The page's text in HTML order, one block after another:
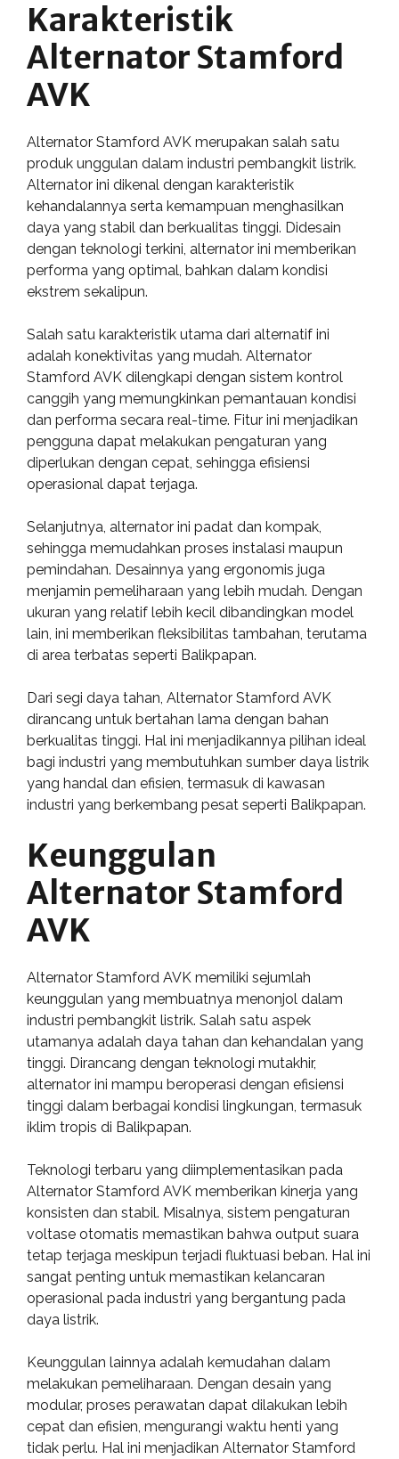
Karakteristik
Alternator Stamford
AVK
Alternator Stamford AVK merupakan salah satu
produk unggulan dalam industri pembangkit listrik.
Alternator ini dikenal dengan karakteristik
kehandalannya serta kemampuan menghasilkan
daya yang stabil dan berkualitas tinggi. Didesain
dengan teknologi terkini, alternator ini memberikan
performa yang optimal, bahkan dalam kondisi
ekstrem sekalipun.
Salah satu karakteristik utama dari alternatif ini
adalah konektivitas yang mudah. Alternator
Stamford AVK dilengkapi dengan sistem kontrol
canggih yang memungkinkan pemantauan kondisi
dan performa secara real-time. Fitur ini menjadikan
pengguna dapat melakukan pengaturan yang
diperlukan dengan cepat, sehingga efisiensi
operasional dapat terjaga.
Selanjutnya, alternator ini padat dan kompak,
sehingga memudahkan proses instalasi maupun
pemindahan. Desainnya yang ergonomis juga
menjamin pemeliharaan yang lebih mudah. Dengan
ukuran yang relatif lebih kecil dibandingkan model
lain, ini memberikan fleksibilitas tambahan, terutama
di area terbatas seperti Balikpapan.
Dari segi daya tahan, Alternator Stamford AVK
dirancang untuk bertahan lama dengan bahan
berkualitas tinggi. Hal ini menjadikannya pilihan ideal
bagi industri yang membutuhkan sumber daya listrik
yang handal dan efisien, termasuk di kawasan
industri yang berkembang pesat seperti Balikpapan.
Keunggulan
Alternator Stamford
AVK
Alternator Stamford AVK memiliki sejumlah
keunggulan yang membuatnya menonjol dalam
industri pembangkit listrik. Salah satu aspek
utamanya adalah daya tahan dan kehandalan yang
tinggi. Dirancang dengan teknologi mutakhir,
alternator ini mampu beroperasi dengan efisiensi
tinggi dalam berbagai kondisi lingkungan, termasuk
iklim tropis di Balikpapan.
Teknologi terbaru yang diimplementasikan pada
Alternator Stamford AVK memberikan kinerja yang
konsisten dan stabil. Misalnya, sistem pengaturan
voltase otomatis memastikan bahwa output suara
tetap terjaga meskipun terjadi fluktuasi beban. Hal ini
sangat penting untuk memastikan kelancaran
operasional pada industri yang bergantung pada
daya listrik.
Keunggulan lainnya adalah kemudahan dalam
melakukan pemeliharaan. Dengan desain yang
modular, proses perawatan dapat dilakukan lebih
cepat dan efisien, mengurangi waktu henti yang
tidak perlu. Hal ini menjadikan Alternator Stamford